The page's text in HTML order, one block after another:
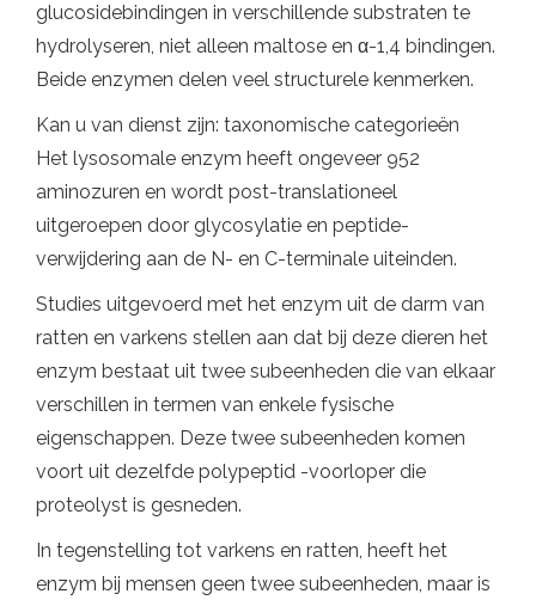
glucosidebindingen in verschillende substraten te
hydrolyseren, niet alleen maltose en α-1,4 bindingen.
Beide enzymen delen veel structurele kenmerken.
Kan u van dienst zijn: taxonomische categorieën
Het lysosomale enzym heeft ongeveer 952
aminozuren en wordt post-translationeel
uitgeroepen door glycosylatie en peptide-
verwijdering aan de N- en C-terminale uiteinden.
Studies uitgevoerd met het enzym uit de darm van
ratten en varkens stellen aan dat bij deze dieren het
enzym bestaat uit twee subeenheden die van elkaar
verschillen in termen van enkele fysische
eigenschappen. Deze twee subeenheden komen
voort uit dezelfde polypeptid -voorloper die
proteolyst is gesneden.
In tegenstelling tot varkens en ratten, heeft het
enzym bij mensen geen twee subeenheden, maar is